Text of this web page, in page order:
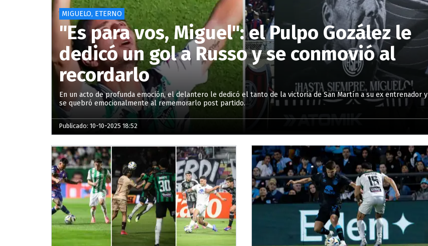
MIGUELO, ETERNO
"Es para vos, Miguel": el Pulpo Gozález le
dedicó un gol a Russo y se conmovió al
recordarlo
En un acto de profunda emoción, el delantero le dedicó el tanto de la victoria de San Martín a su ex entrenador y
se quebró emocionalmente al rememorarlo post partido.
Publicado: 10-10-2025 18:52